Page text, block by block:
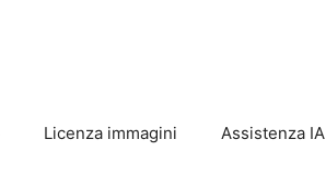
Licenza immagini Assistenza IA